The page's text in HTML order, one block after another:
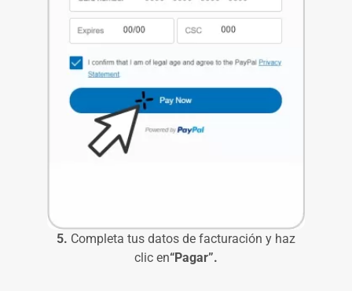
5. Completa tus datos de facturación y haz
clic en“Pagar”.